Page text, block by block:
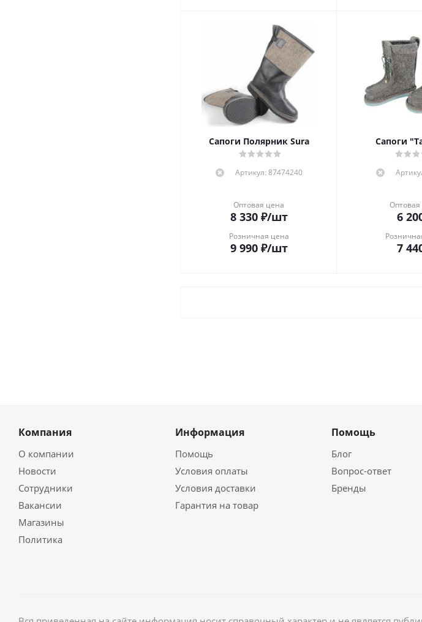
Сапоги Полярник Sura
Артикул: 87474240
Оптовая цена
8 330₽/шт
Розничная цена
9 990₽/шт
Сапоги
6
7
Компания
О компании
Новости
Сотрудники
Вакансии
Магазины
Политика
Информация
Помощь
Условия оплаты
Условия доставки
Гарантия на товар
Помощь
Блог
Вопрос-ответ
Бренды